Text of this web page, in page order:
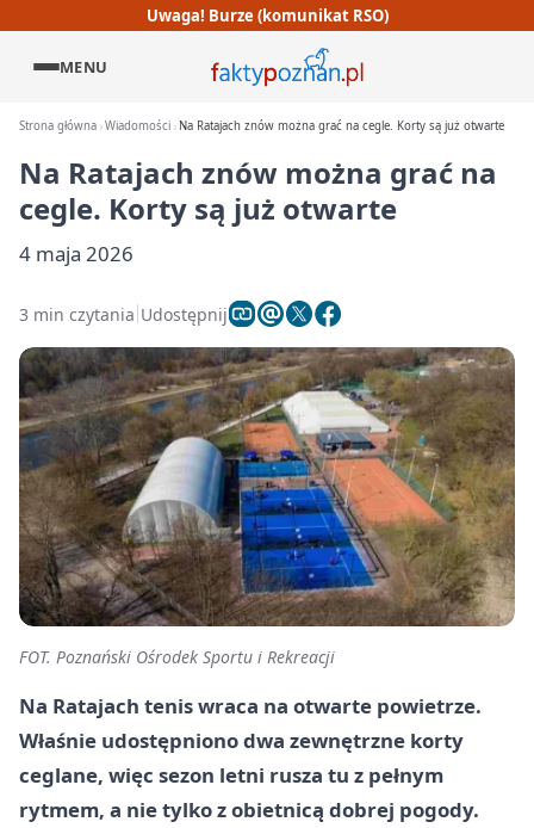
Uwaga! Burze (komunikat RSO)
MENU
Strona główna Wiadomości Na Ratajach znów można grać na cegle. Korty są już otwarte
Na Ratajach znów można grać na
cegle. Korty są już otwarte
4 maja 2026
3 min czytania Udostępnij
FOT. Poznański Ośrodek Sportu i Rekreacji
Na Ratajach tenis wraca na otwarte powietrze.
Właśnie udostępniono dwa zewnętrzne korty
ceglane, więc sezon letni rusza tu z pełnym
rytmem, a nie tylko z obietnicą dobrej pogody.